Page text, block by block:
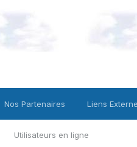
Utilisateurs en ligne
Nos Partenaires Liens